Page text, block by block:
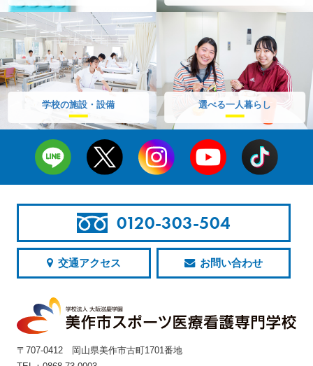
学校の施設・設備 選べる一人暮らし
0120-303-504
交通アクセス お問い合わせ
〒707-0412 岡山県美作市古町1701番地